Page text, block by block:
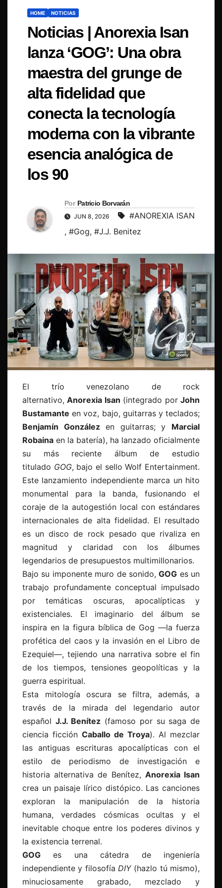
HOME NOTICIAS
Noticias | Anorexia Isan
lanza ‘GOG’: Una obra
maestra del grunge de
alta fidelidad que
conecta la tecnología
moderna con la vibrante
esencia analógica de
los 90
Por Patricio Borvarán
JUN 8, 2026
#ANOREXIA ISAN
, #Gog, #J.J. Benitez
El trío venezolano de rock
alternativo,Anorexia Isan (integrado porJohn
Bustamante en voz, bajo, guitarras y teclados;
Benjamín Gonzálezen guitarras; y Marcial
Robaina en la batería), ha lanzado oficialmente
su más reciente álbum de estudio
titulado GOG, bajo el sello Wolf Entertainment.
Este lanzamiento independiente marca un hito
monumental para la banda, fusionando el
coraje de la autogestión local con estándares
internacionales de alta fidelidad. El resultado
es un disco de rock pesado que rivaliza en
magnitud y claridad con los álbumes
legendarios de presupuestos multimillonarios.
Bajo su imponente muro de sonido,GOG es un
trabajo profundamente conceptual impulsado
por temáticas oscuras, apocalípticas y
existenciales. El imaginario del álbum se
inspira en la figura bíblica de Gog —la fuerza
profética del caos y la invasión en el Libro de
Ezequiel—, tejiendo una narrativa sobre el fin
de los tiempos, tensiones geopolíticas y la
guerra espiritual.
Esta mitología oscura se filtra, además, a
través de la mirada del legendario autor
español J.J. Benítez (famoso por su saga de
ciencia ficción Caballo de Troya). Al mezclar
las antiguas escrituras apocalípticas con el
estilo de periodismo de investigación e
historia alternativa de Benítez, Anorexia Isan
crea un paisaje lírico distópico. Las canciones
exploran la manipulación de la historia
humana, verdades cósmicas ocultas y el
inevitable choque entre los poderes divinos y
la existencia terrenal.
GOG es una cátedra de ingeniería
independiente y filosofía DIY(hazlo tú mismo),
minuciosamente grabado, mezclado y